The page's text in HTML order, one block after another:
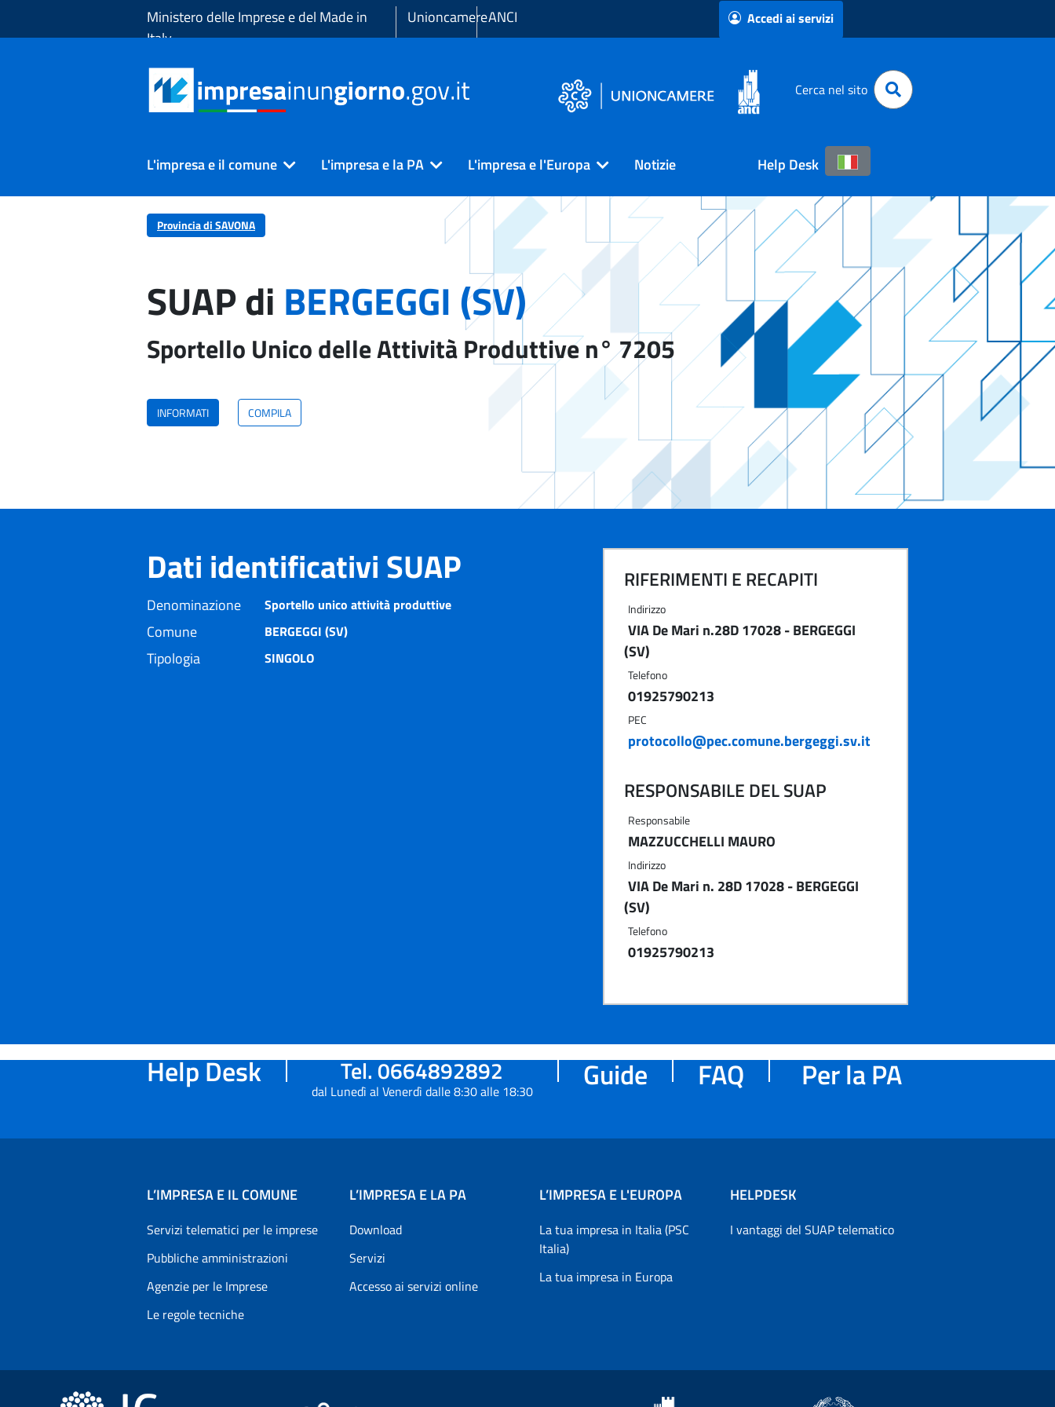
Ministero delle Imprese e del Made in
Italy
UnioncamereANCI Accedi ai servizi
Cerca nel sito
L'impresa e il comune L'impresa e la PA L'impresa e l'Europa Notizie Help Desk
Provincia di SAVONA
SUAP di BERGEGGI (SV)
Sportello Unico delle Attività Produttive n° 7205
INFORMATI COMPILA
Dati identificativi SUAP
Denominazione Sportello unico attività produttive
Comune BERGEGGI (SV)
Tipologia SINGOLO
RIFERIMENTI E RECAPITI
Indirizzo
VIA De Mari n.28D 17028 - BERGEGGI
(SV)
Telefono
01925790213
PEC
protocollo@pec.comune.bergeggi.sv.it
RESPONSABILE DEL SUAP
Responsabile
MAZZUCCHELLI MAURO
Indirizzo
VIA De Mari n. 28D 17028 - BERGEGGI
(SV)
Telefono
01925790213
Help Desk Tel. 0664892892
dal Lunedì al Venerdì dalle 8:30 alle 18:30 Guide FAQ Per la PA
L’IMPRESA E IL COMUNE
Servizi telematici per le imprese
Pubbliche amministrazioni
Agenzie per le Imprese
Le regole tecniche
L’IMPRESA E LA PA
Download
Servizi
Accesso ai servizi online
L’IMPRESA E L'EUROPA
La tua impresa in Italia (PSC
Italia)
La tua impresa in Europa
HELPDESK
I vantaggi del SUAP telematico